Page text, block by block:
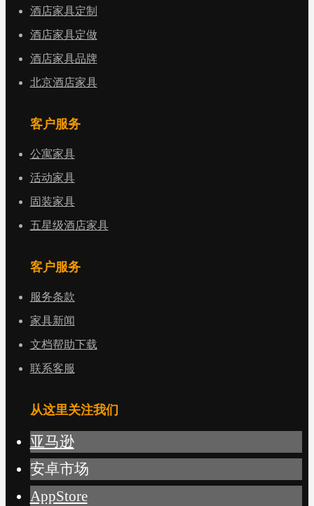
酒店家具定制
酒店家具定做
酒店家具品牌
北京酒店家具
客户服务
公寓家具
活动家具
固装家具
五星级酒店家具
客户服务
服务条款
家具新闻
文档帮助下载
联系客服
从这里关注我们
亚马逊
安卓市场
AppStore